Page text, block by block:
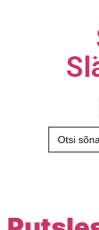
Search
for: